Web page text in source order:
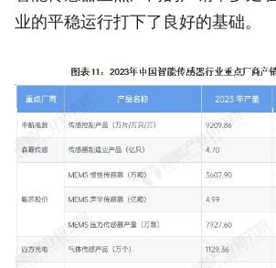
业的平稳运行打下了良好的基础。